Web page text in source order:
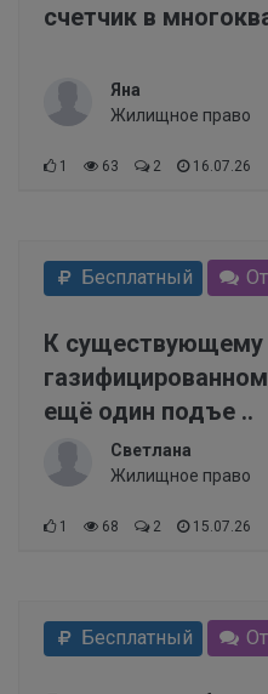
счетчик в
Яна
Жилищное право
1 63 2 16.07.26
Бесплатный
К существующему
ещё один подъе ..
Светлана
Жилищное право
1 68 2 15.07.26
Бесплатный